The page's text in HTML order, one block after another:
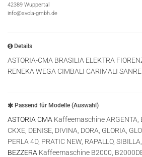
42389 Wuppertal
info@avola-gmbh.de
Details
ASTORIA-CMA BRASILIA ELEKTRA
RENEKA WEGA CIMBALI CARIMALI
Passend für Modelle (Auswahl)
ASTORIA CMA Kaffeemaschine ARGENTA,
CKXE, DENISE, DIVINA, DORA, GLORIA,
PERLA 4D, PRATIC NEW, RAPALLO,
BEZZERA Kaffeemaschine B2000,